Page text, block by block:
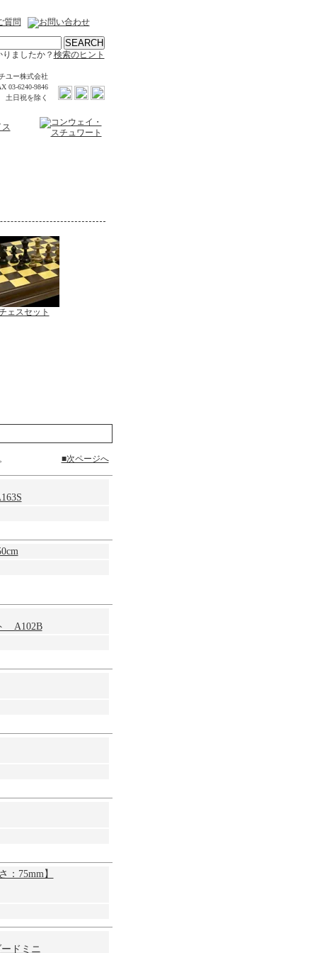
ましたか？ 検索のヒント
ユー株式会社
03-6240-9846
土日祝を除く
ェスセット
■次ページへ
A102B
：75mm】
ドミニ